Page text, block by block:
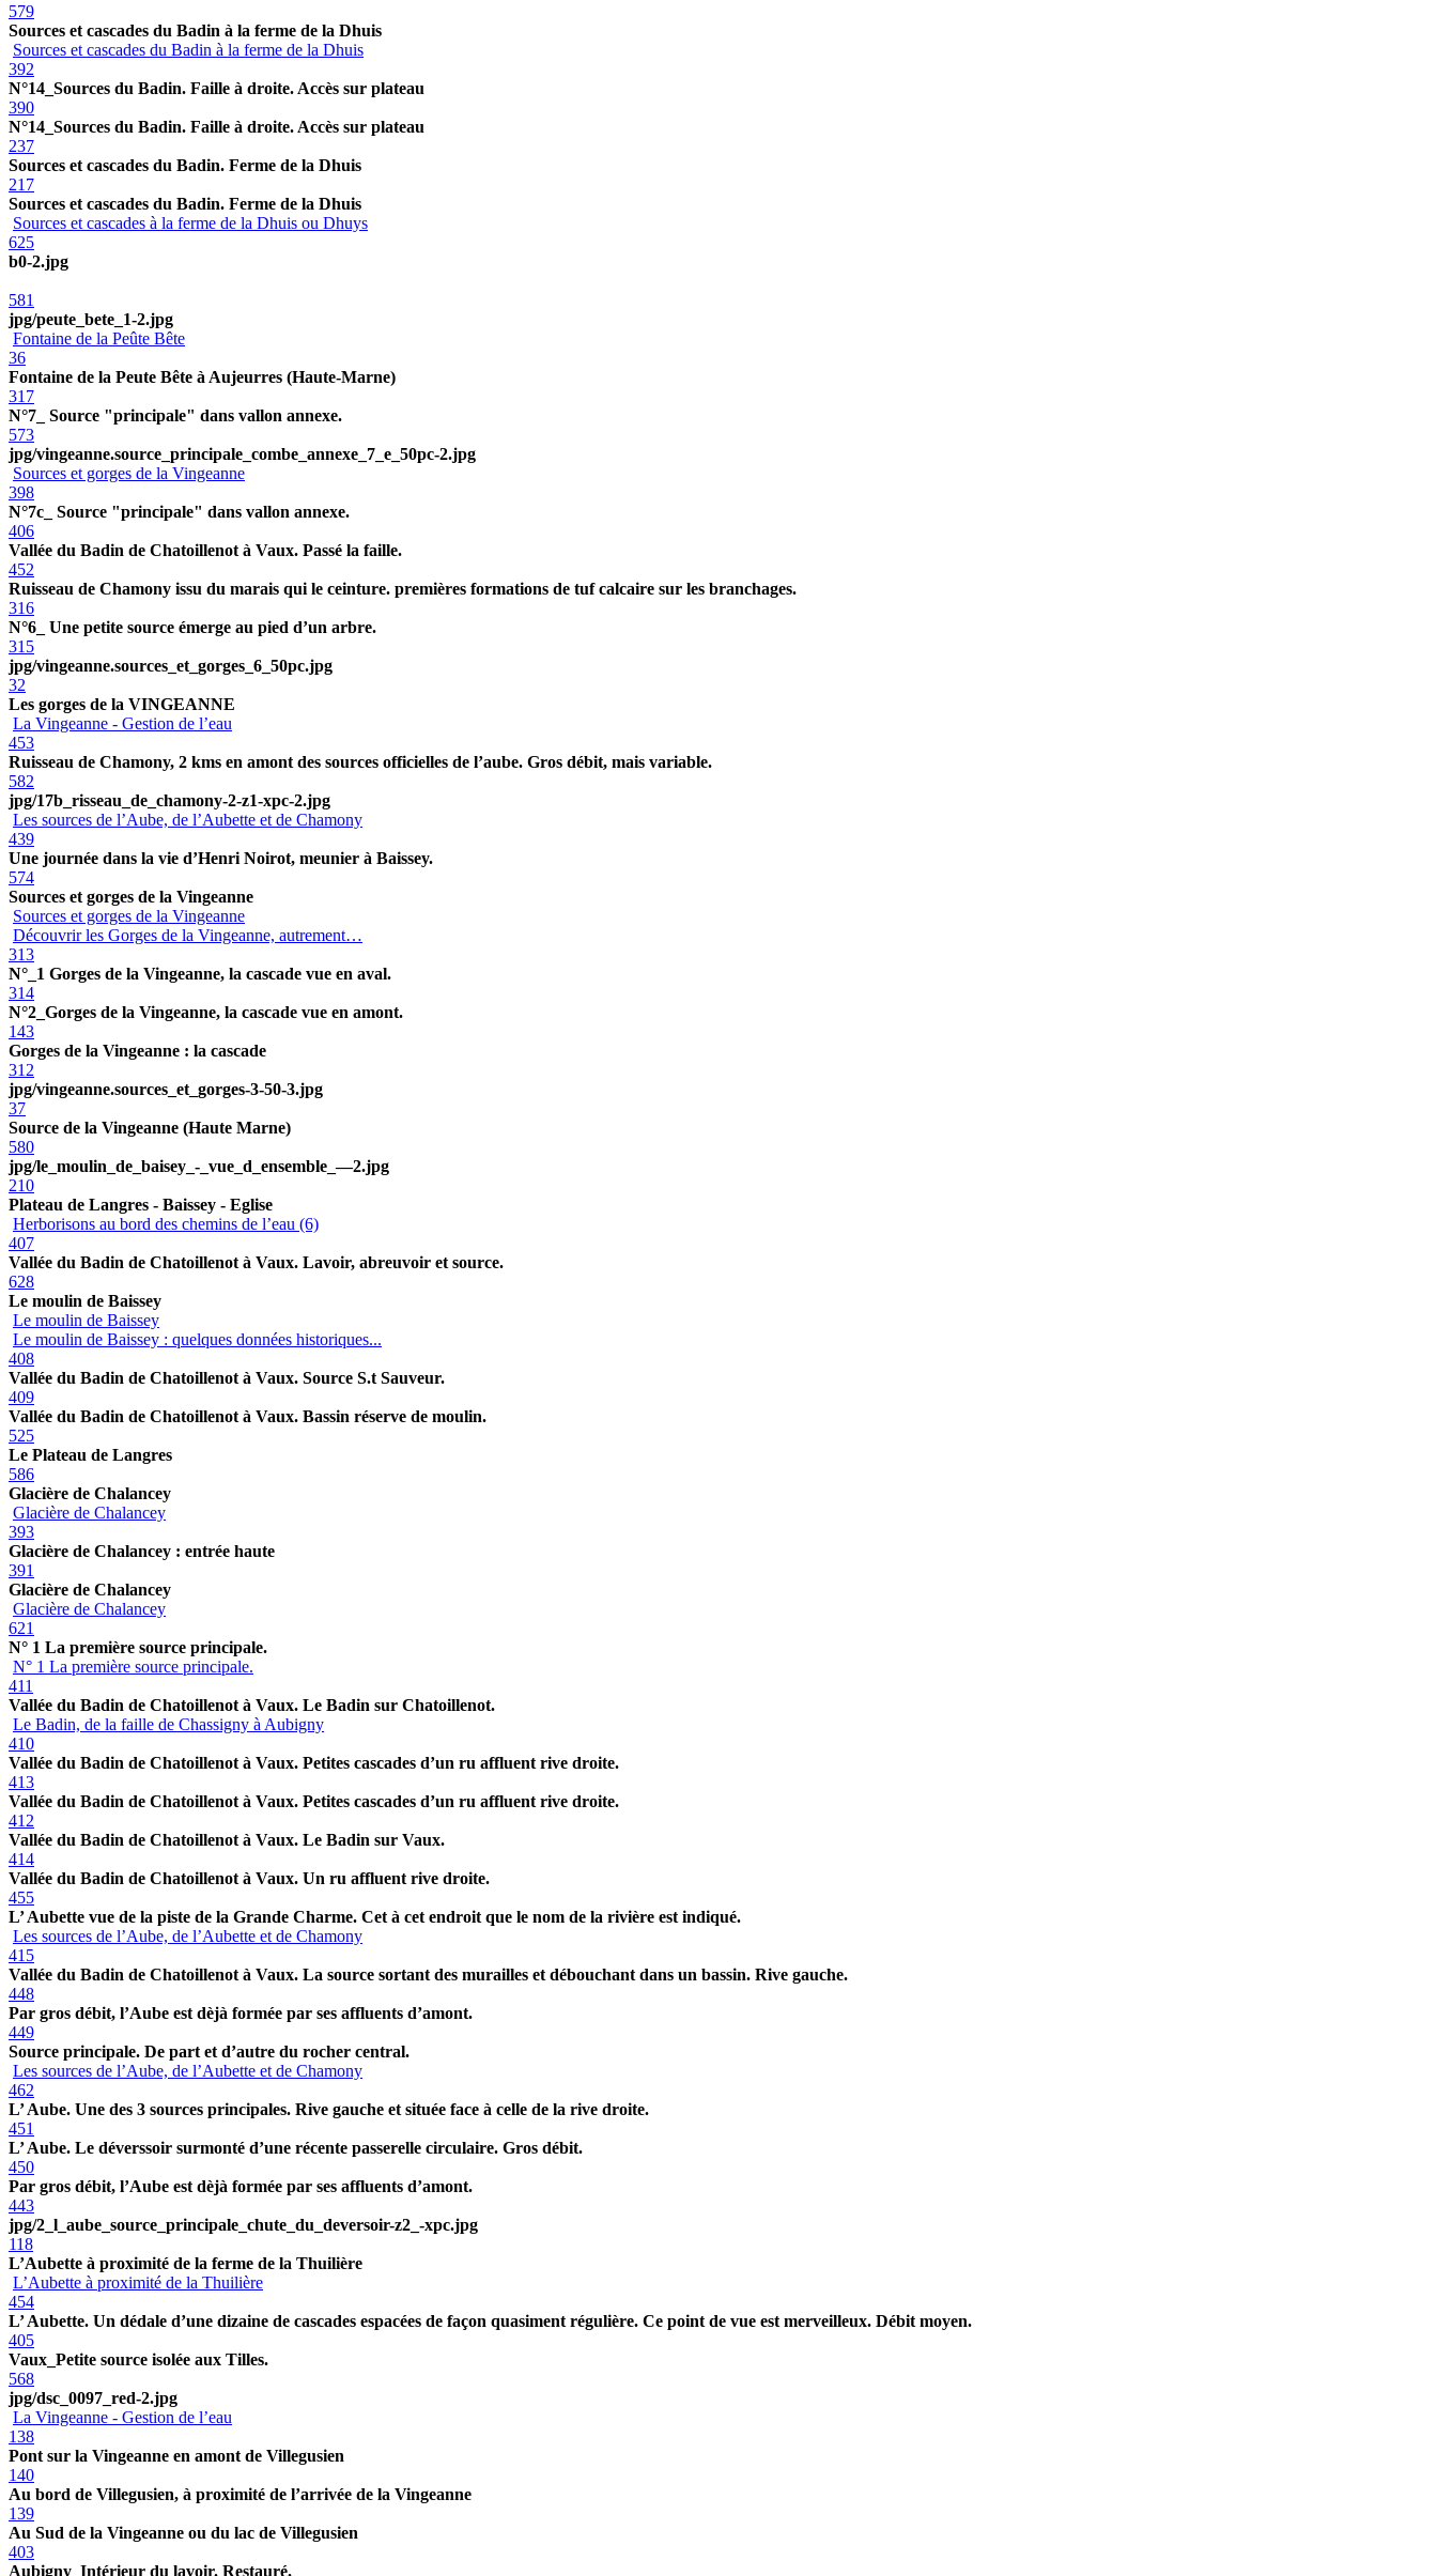
579
Sources et cascades du Badin à la ferme de la Dhuis
Sources et cascades du Badin à la ferme de la Dhuis
392
N°14_Sources du Badin. Faille à droite. Accès sur plateau
390
N°14_Sources du Badin. Faille à droite. Accès sur plateau
237
Sources et cascades du Badin. Ferme de la Dhuis
217
Sources et cascades du Badin. Ferme de la Dhuis
Sources et cascades à la ferme de la Dhuis ou Dhuys
625
b0-2.jpg
581
jpg/peute_bete_1-2.jpg
Fontaine de la Peûte Bête
36
Fontaine de la Peute Bête à Aujeurres (Haute-Marne)
317
N°7_ Source "principale" dans vallon annexe.
573
jpg/vingeanne.source_principale_combe_annexe_7_e_50pc-2.jpg
Sources et gorges de la Vingeanne
398
N°7c_ Source "principale" dans vallon annexe.
406
Vallée du Badin de Chatoillenot à Vaux. Passé la faille.
452
Ruisseau de Chamony issu du marais qui le ceinture. premières formations de tuf calcaire sur les branchages.
316
N°6_ Une petite source émerge au pied d’un arbre.
315
jpg/vingeanne.sources_et_gorges_6_50pc.jpg
32
Les gorges de la VINGEANNE
La Vingeanne - Gestion de l’eau
453
Ruisseau de Chamony, 2 kms en amont des sources officielles de l’aube. Gros débit, mais variable.
582
jpg/17b_risseau_de_chamony-2-z1-xpc-2.jpg
Les sources de l’Aube, de l’Aubette et de Chamony
439
Une journée dans la vie d’Henri Noirot, meunier à Baissey.
574
Sources et gorges de la Vingeanne
Sources et gorges de la Vingeanne
Découvrir les Gorges de la Vingeanne, autrement…
313
N°_1 Gorges de la Vingeanne, la cascade vue en aval.
314
N°2_Gorges de la Vingeanne, la cascade vue en amont.
143
Gorges de la Vingeanne : la cascade
312
jpg/vingeanne.sources_et_gorges-3-50-3.jpg
37
Source de la Vingeanne (Haute Marne)
580
jpg/le_moulin_de_baisey_-_vue_d_ensemble_—2.jpg
210
Plateau de Langres - Baissey - Eglise
Herborisons au bord des chemins de l’eau (6)
407
Vallée du Badin de Chatoillenot à Vaux. Lavoir, abreuvoir et source.
628
Le moulin de Baissey
Le moulin de Baissey
Le moulin de Baissey : quelques données historiques...
408
Vallée du Badin de Chatoillenot à Vaux. Source S.t Sauveur.
409
Vallée du Badin de Chatoillenot à Vaux. Bassin réserve de moulin.
525
Le Plateau de Langres
586
Glacière de Chalancey
Glacière de Chalancey
393
Glacière de Chalancey : entrée haute
391
Glacière de Chalancey
Glacière de Chalancey
621
N° 1 La première source principale.
N° 1 La première source principale.
411
Vallée du Badin de Chatoillenot à Vaux. Le Badin sur Chatoillenot.
Le Badin, de la faille de Chassigny à Aubigny
410
Vallée du Badin de Chatoillenot à Vaux. Petites cascades d’un ru affluent rive droite.
413
Vallée du Badin de Chatoillenot à Vaux. Petites cascades d’un ru affluent rive droite.
412
Vallée du Badin de Chatoillenot à Vaux. Le Badin sur Vaux.
414
Vallée du Badin de Chatoillenot à Vaux. Un ru affluent rive droite.
455
L’ Aubette vue de la piste de la Grande Charme. Cet à cet endroit que le nom de la rivière est indiqué.
Les sources de l’Aube, de l’Aubette et de Chamony
415
Vallée du Badin de Chatoillenot à Vaux. La source sortant des murailles et débouchant dans un bassin. Rive gauche.
448
Par gros débit, l’Aube est dèjà formée par ses affluents d’amont.
449
Source principale. De part et d’autre du rocher central.
Les sources de l’Aube, de l’Aubette et de Chamony
462
L’ Aube. Une des 3 sources principales. Rive gauche et située face à celle de la rive droite.
451
L’ Aube. Le déverssoir surmonté d’une récente passerelle circulaire. Gros débit.
450
Par gros débit, l’Aube est dèjà formée par ses affluents d’amont.
443
jpg/2_l_aube_source_principale_chute_du_deversoir-z2_-xpc.jpg
118
L’Aubette à proximité de la ferme de la Thuilière
L’Aubette à proximité de la Thuilière
454
L’ Aubette. Un dédale d’une dizaine de cascades espacées de façon quasiment régulière. Ce point de vue est merveilleux. Débit moyen.
405
Vaux_Petite source isolée aux Tilles.
568
jpg/dsc_0097_red-2.jpg
La Vingeanne - Gestion de l’eau
138
Pont sur la Vingeanne en amont de Villegusien
140
Au bord de Villegusien, à proximité de l’arrivée de la Vingeanne
139
Au Sud de la Vingeanne ou du lac de Villegusien
403
Aubigny_Intérieur du lavoir. Restauré.